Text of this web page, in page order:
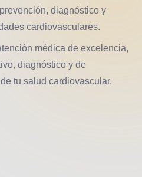
diagnóstico y
cardiovasculares.
médica de excelencia,
diagnóstico y de
tu salud cardiovascular.